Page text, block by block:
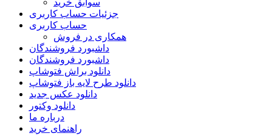
جزئیات حساب کاربری
حساب کاربری
همکاری در فروش
داشبورد فروشندگان
داشبورد فروشندگان
دانلود براش فتوشاپ
دانلود طرح لایه باز فتوشاپ
دانلود عکس جدید
دانلود وکتور
درباره ما
راهنمای خرید